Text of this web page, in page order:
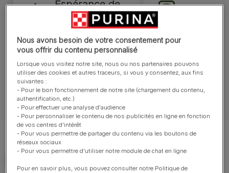
Espérance de
10–12 ans 27–34 kg
Nous avons besoin de votre consentement pour
vous offrir du contenu personnalisé
Lorsque vous visitez notre site, nous ou nos partenaires pouvons
utiliser des cookies et autres traceurs, si vous y consentez, aux fins
suivantes :
- Pour le bon fonctionnement de notre site (chargement du contenu,
authentification, etc.)
- Pour effectuer une analyse d'audience
- Pour personnaliser le contenu de nos publicités en ligne en fonction
de vos centres d'intérêt
- Pour vous permettre de partager du contenu via les boutons de
réseaux sociaux
- Pour vous permettre d'utiliser notre module de chat en ligne
Pour en savoir plus, vous pouvez consulter notre Politique de